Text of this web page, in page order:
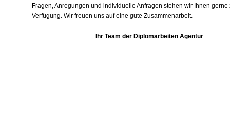
Fragen, Anregungen und individuelle Anfragen stehen wir Ihnen gerne
Verfügung. Wir freuen uns auf eine gute Zusammenarbeit.
Ihr Team der Diplomarbeiten Agentur